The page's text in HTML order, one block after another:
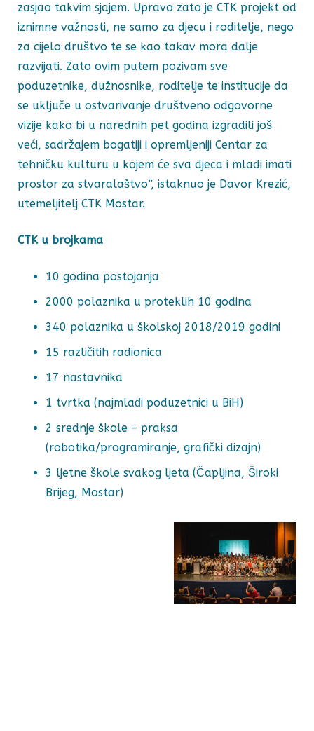
zasjao takvim sjajem. Upravo zato je CTK projekt od
iznimne važnosti, ne samo za djecu i roditelje, nego
za cijelo društvo te se kao takav mora dalje
razvijati. Zato ovim putem pozivam sve
poduzetnike, dužnosnike, roditelje te institucije da
se uključe u ostvarivanje društveno odgovorne
vizije kako bi u narednih pet godina izgradili još
veći, sadržajem bogatiji i opremljeniji Centar za
tehničku kulturu u kojem će sva djeca i mladi imati
prostor za stvaralaštvo“, istaknuo je Davor Krezić,
utemeljitelj CTK Mostar.
CTK u brojkama
10 godina postojanja
2000 polaznika u proteklih 10 godina
340 polaznika u školskoj 2018/2019 godini
15 različitih radionica
17 nastavnika
1 tvrtka (najmlađi poduzetnici u BiH)
2 srednje škole – praksa
(robotika/programiranje, grafički dizajn)
3 ljetne škole svakog ljeta (Čapljina, Široki
Brijeg, Mostar)